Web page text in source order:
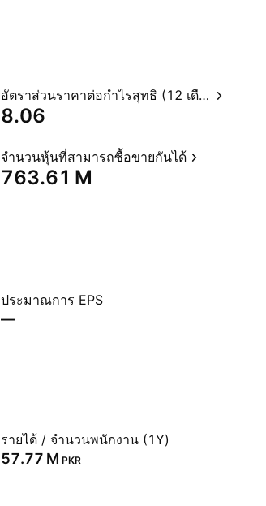
อัตราส่วนราคาต่อกำไรสุทธิ (12 เดือนล่าสุด)
8.06
จำนวนหุ้นที่สามารถซื้อขายกันได้
‪763.61 M‬
ประมาณการ EPS
—
รายได้ / จำนวนพนักงาน (1Y)
‪57.77 M‬ PKR